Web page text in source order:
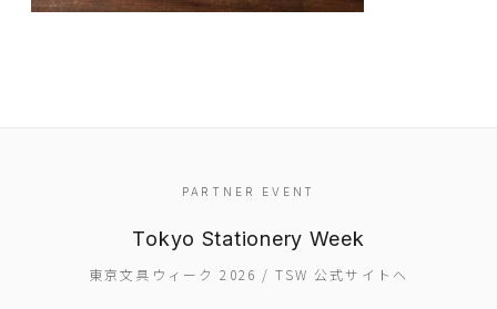
EVENT
PRESS
BOOSTER
PARTNER EVENT
Tokyo Stationery Week
東京文具ウィーク 2026 / TSW 公式サイトへ